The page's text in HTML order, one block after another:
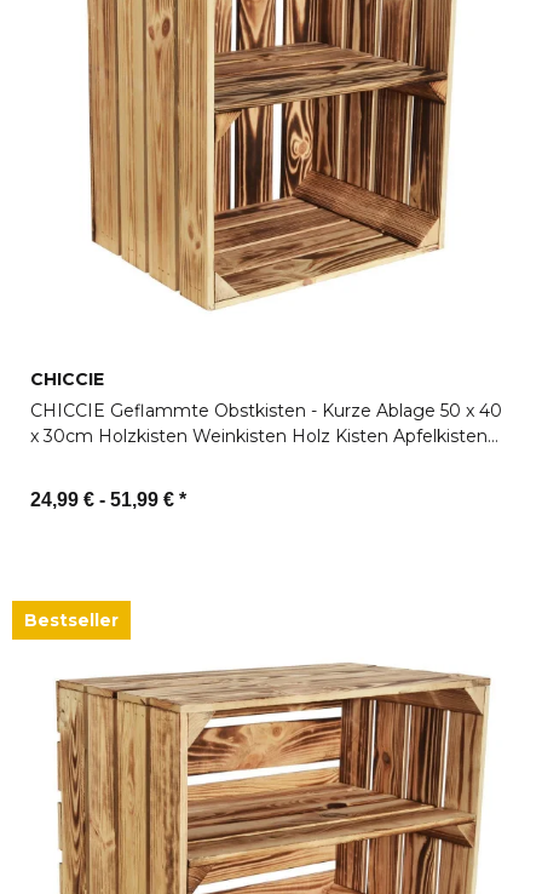
CHICCIE
CHICCIE Geflammte Obstkisten - Kurze Ablage 50 x 40
x 30cm Holzkisten Weinkisten Holz Kisten Apfelkisten
24,99 € - 51,99 € *
Bestseller